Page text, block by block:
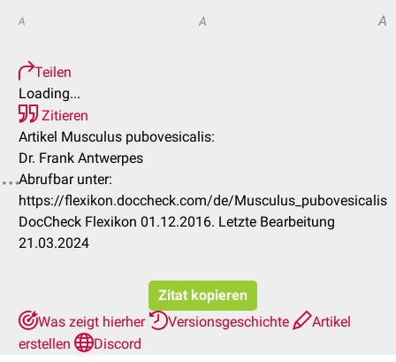
A A A
Teilen
Loading...
Zitieren
Artikel Musculus pubovesicalis:
Dr. Frank Antwerpes
Abrufbar unter:
https://flexikon.doccheck.com/de/Musculus_pubovesicalis
DocCheck Flexikon 01.12.2016. Letzte Bearbeitung
21.03.2024
Zitat kopieren
Was zeigt hierher
Versionsgeschichte
Artikel
erstellen
Discord